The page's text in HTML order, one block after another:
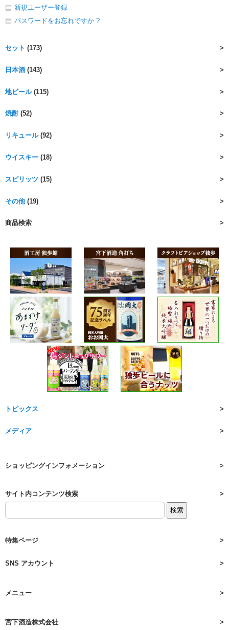
新規ユーザー登録
パスワードをお忘れですか ?
セット (173)
日本酒 (143)
地ビール(115)
焼酎(52)
リキュール(92)
ウイスキー (18)
スピリッツ (15)
その他(19)
商品検索
トピックス
メディア
ショッピングインフォメーション
サイト内コンテンツ検索
特集ページ
SNS アカウント
メニュー
宮下酒造株式会社